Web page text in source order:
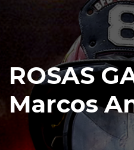
ROSAS
Marcos